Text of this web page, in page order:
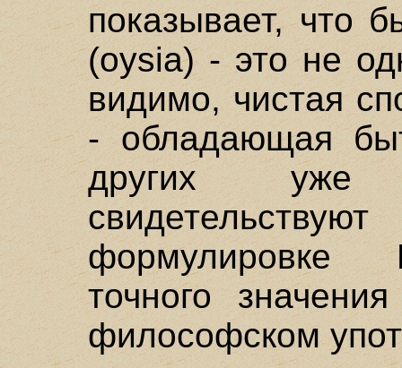
показывает, что
(oysia) - это не
видимо, чистая
- обладающая
других уже
формулировке
точного
философском